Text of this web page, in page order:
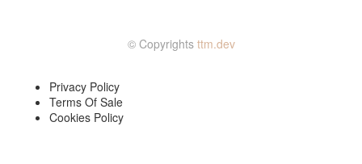
© Copyrights ttm.dev
Privacy Policy
Terms Of Sale
Cookies Policy